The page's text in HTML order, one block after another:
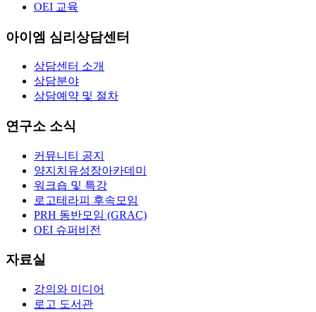
OEI 교육
아이엠 심리상담센터
상담센터 소개
상담분야
상담예약 및 절차
연구소 소식
커뮤니티 공지
양지치유성장아카데미
워크숍 및 특강
로고테라피 후속모임
PRH 동반모임 (GRAC)
OEI 슈퍼비전
자료실
강의와 미디어
로고 도서관